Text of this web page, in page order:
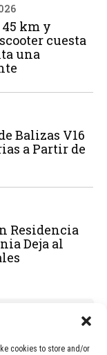
cookies to store and/or
45 km y
cuesta
una
Balizas V16
a Partir de
Residencia
Deja al